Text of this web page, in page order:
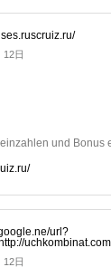
12日
und Bonus
url?
12日